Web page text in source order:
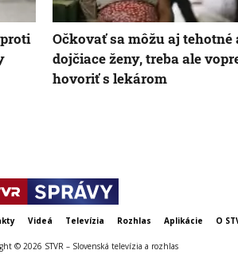
Očkovať sa môžu aj tehotné
dojčiace ženy, treba ale
hovoriť s lekárom
Videá Televízia Rozhlas Aplikácie O
© 2026 STVR – Slovenská televízia a rozhlas